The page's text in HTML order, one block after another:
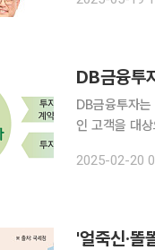
기에 따라 과
DB금융투
DB금융투자
인 고객을 대상으로 가
투자관리를 통
2025-02-20